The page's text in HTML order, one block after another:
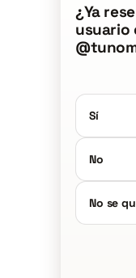
¿Ya
usuario
Sí
No
No se